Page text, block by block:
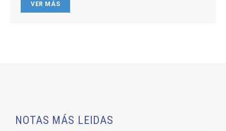
VER MÁS
NOTAS MÁS LEIDAS